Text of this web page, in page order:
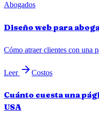
Abogados
Diseño web para
Cómo atraer clientes con una
Leer Costos
Cuánto cuesta una
USA